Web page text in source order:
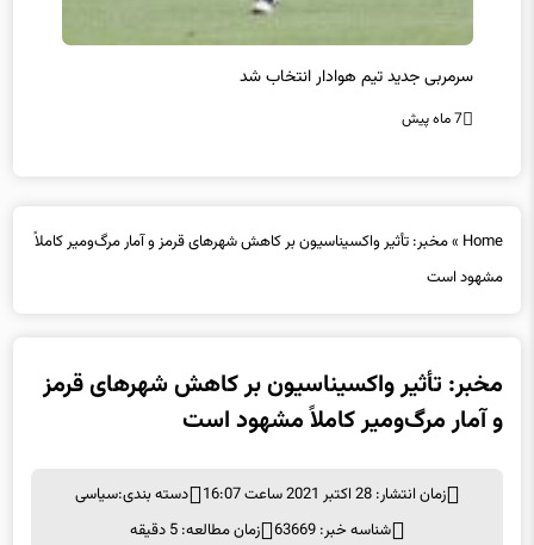
سرمربی جدید تیم هوادار انتخاب شد
7 ماه پیش
Home
»مخبر: تأثیر واکسیناسیون بر کاهش شهرهای قرمز و آمار مرگ‌ومیر کاملاً
مشهود است
مخبر: تأثیر واکسیناسیون بر کاهش شهرهای قرمز
و آمار مرگ‌ومیر کاملاً مشهود است
زمان انتشار: 28 اکتبر 2021 ساعت 16:07 دسته بندی:سیاسی
شناسه خبر: 63669
زمان مطالعه: 5 دقیقه